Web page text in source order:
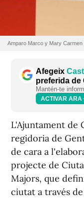
Amparo Marco y Mary
Afegeix
preferida de
Mantén-te
ACTIVAR ARA
L'Ajuntament de
regidoria de
de cara a
projecte de
Majors, que
ciutat a través